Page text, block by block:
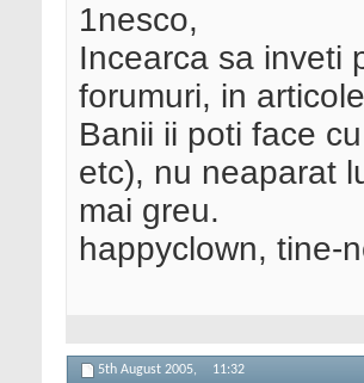
1nesco,
Incearca sa inveti
forumuri, in
Banii ii poti face
etc), nu neaparat
mai greu.
happyclown, tine-
5th August 2005, 11:32